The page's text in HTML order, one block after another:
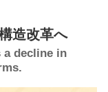
造改革へ
a decline in